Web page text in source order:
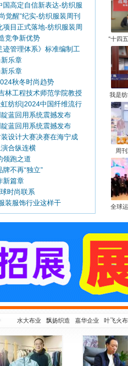
高定自信新表达-纺织服
觉醒”纪实-纺织服装周刊
目正式落地-纺织服装周
竞争新优势
管理体系》标准编制工
乐章
乐章
秋冬时尚趋势
工程技术师范学院教授
纺织|2024中国纤维流行
蓝回用系统震撼发布
蓝回用系统震撼发布
设计大赛决赛在海宁成
合纵连横
领跑之道
不再“独立”
新篇章
时尚联系
装服饰行业这样干
“十四
我是
汉纺
做
周
群：“
全球
水大布业 飘扬织造 嘉华企业 叶飞火